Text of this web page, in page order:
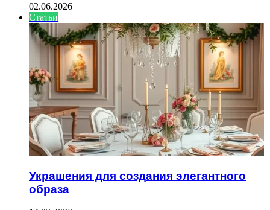
02.06.2026
Статьи
Украшения для создания элегантного
образа